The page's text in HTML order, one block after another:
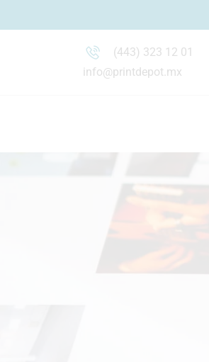
(443) 323 12 01
info@printdepot.mx